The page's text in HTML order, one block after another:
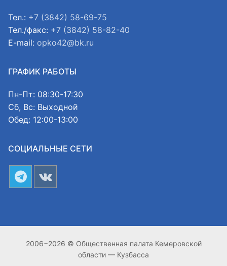
Тел.: +7 (3842) 58-69-75
Тел./факс: +7 (3842) 58-82-40
E-mail: opko42@bk.ru
ГРАФИК РАБОТЫ
Пн-Пт: 08:30-17:30
Сб, Вс: Выходной
Обед: 12:00-13:00
СОЦИАЛЬНЫЕ СЕТИ
2006−2026 © Общественная палата Кемеровской
области — Кузбасса